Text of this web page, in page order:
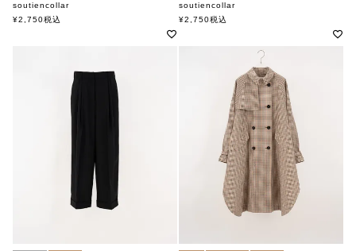
soutiencollar
ステンカラー
¥2,750税込
soutiencollar
ステンカラー
¥2,750税込